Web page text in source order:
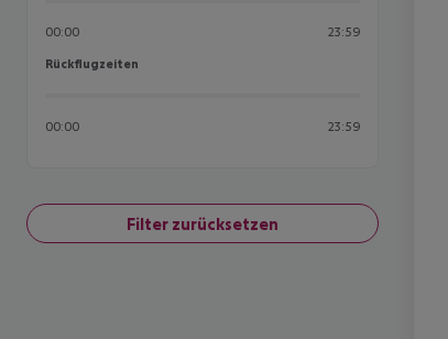
00:00 23:59
Rückflugzeiten
Rückflugzeiten
00:00 23:59
Filter zurücksetzen